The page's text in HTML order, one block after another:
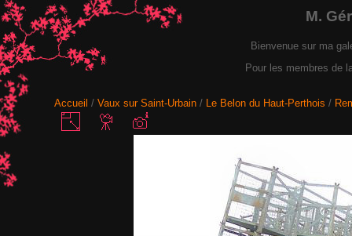
M.
Bienvenue sur ma
Pour les membres de
Accueil / Vaux sur Saint-Urbain/ Le Belon du Haut-Perthois /